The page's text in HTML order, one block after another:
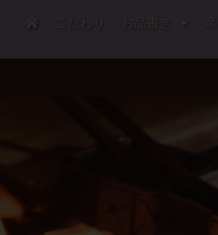
こだわり お品書き